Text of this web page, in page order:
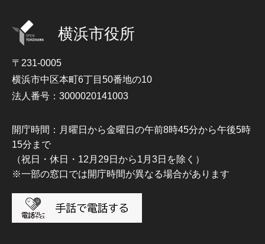
横浜市役所
〒231-0005
横浜市中区本町6丁目50番地の10
法人番号：3000020141003
開庁時間：月曜日から金曜日の午前8時45分から午後5時
15分まで
（祝日・休日・12月29日から1月3日を除く）
※一部の窓口では開庁時間が異なる場合があります